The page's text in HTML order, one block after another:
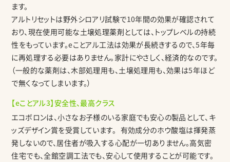
ます。
アルトリセットは野外シロアリ試験で10年間の効果が確認されて
おり、現在使用可能な土壌処理薬剤としては、トップレベルの持続
性をもっています。eことアル工法は効果が長続きするので、5年毎
に再処理する必要はありません。家計にやさしく、経済的なのです。
（一般的な薬剤は、木部処理用も、土壌処理用も、効果は5年ほど
で無くなってしまいます。）
【eことアル3】安全性、最高クラス
エコボロンは、小さなお子様のいる家庭でも安心の製品として、キ
ッズデザイン賞を受賞しています。 有効成分のホウ酸塩は揮発蒸
発しないので、居住者が吸入する心配が一切ありません。高気密
住宅でも、全館空調工法でも、安心して使用することが可能です。